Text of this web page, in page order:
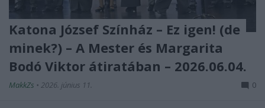
Katona József Színház – Ez igen! (de
minek?) – A Mester és Margarita
Bodó Viktor átiratában – 2026.06.04.
MakkZs • 2026. június 11. 0